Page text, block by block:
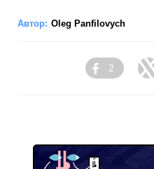
Автор: Oleg Panfilovych
Facebook
2